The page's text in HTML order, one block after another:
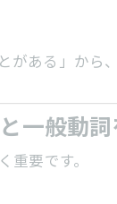
がある」から、
一般動
重要です。